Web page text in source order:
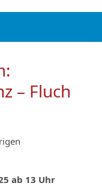
– Fluch
ab 13 Uhr